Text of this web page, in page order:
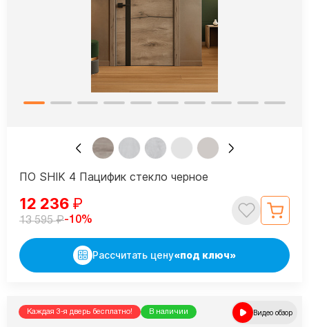
ПО SHIK 4 Пацифик стекло черное
12 236 ₽
13 595₽-10%
Рассчитать цену«под ключ»
Каждая 3-я дверь бесплатно! В наличии Видео обзор